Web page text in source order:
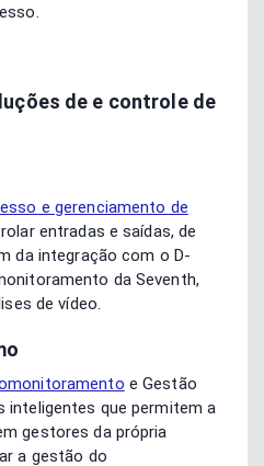
de e controle de
e gerenciamento de
entradas e saídas, de
da integração com o D-
da Seventh,
de vídeo.
e Gestão
inteligentes que permitem a
gestores da própria
a gestão do